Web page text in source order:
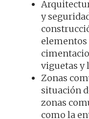
y
elementos
viguetas y
Zonas
situación
zonas
como la